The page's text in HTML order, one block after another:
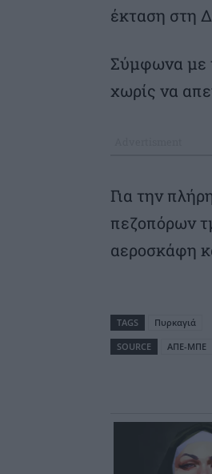
έκταση στη
Σύμφωνα με
χωρίς να
Για την
πεζοπόρων
αεροσκάφη
TAGS
Πυρκαγιά
SOURCE
ΑΠΕ-ΜΠΕ